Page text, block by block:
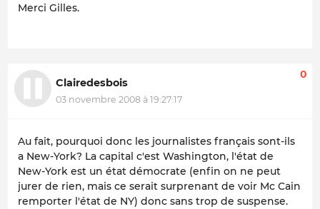
Merci Gilles.
Clairedesbois
03 novembre 2008 à 19:27:17
0
Au fait, pourquoi donc les journalistes français sont-ils
a New-York? La capital c'est Washington, l'état de
New-York est un état démocrate (enfin on ne peut
jurer de rien, mais ce serait surprenant de voir Mc Cain
remporter l'état de NY) donc sans trop de suspense.